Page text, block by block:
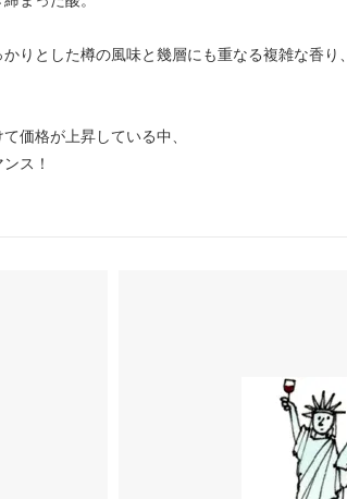
りとした樽の風味と幾層にも重なる複雑な香り、
価格が上昇している中、
ス！